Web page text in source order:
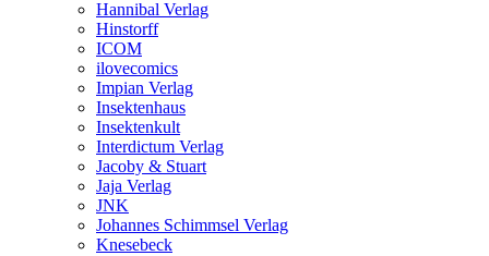
Hannibal Verlag
Hinstorff
ICOM
ilovecomics
Impian Verlag
Insektenhaus
Insektenkult
Interdictum Verlag
Jacoby & Stuart
Jaja Verlag
JNK
Johannes Schimmsel Verlag
Knesebeck